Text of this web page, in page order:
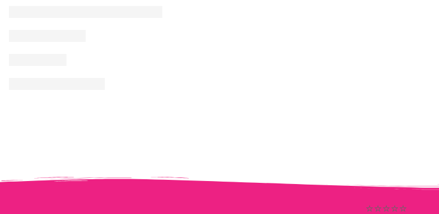
⭐⭐⭐⭐⭐